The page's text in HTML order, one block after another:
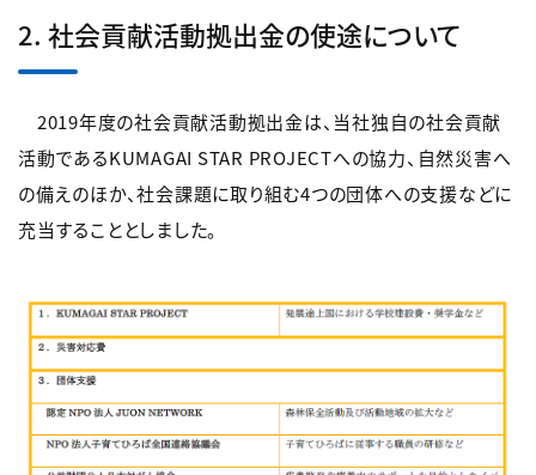
2. 社会貢献活動拠出金の使途について
2019年度の社会貢献活動拠出金は、当社独自の社会貢献
活動であるKUMAGAI STAR PROJECTへの協力、自然災害へ
の備えのほか、社会課題に取り組む4つの団体への支援などに
充当することとしました。